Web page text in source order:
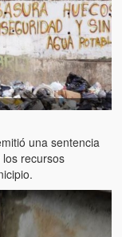
una sentencia
recursos